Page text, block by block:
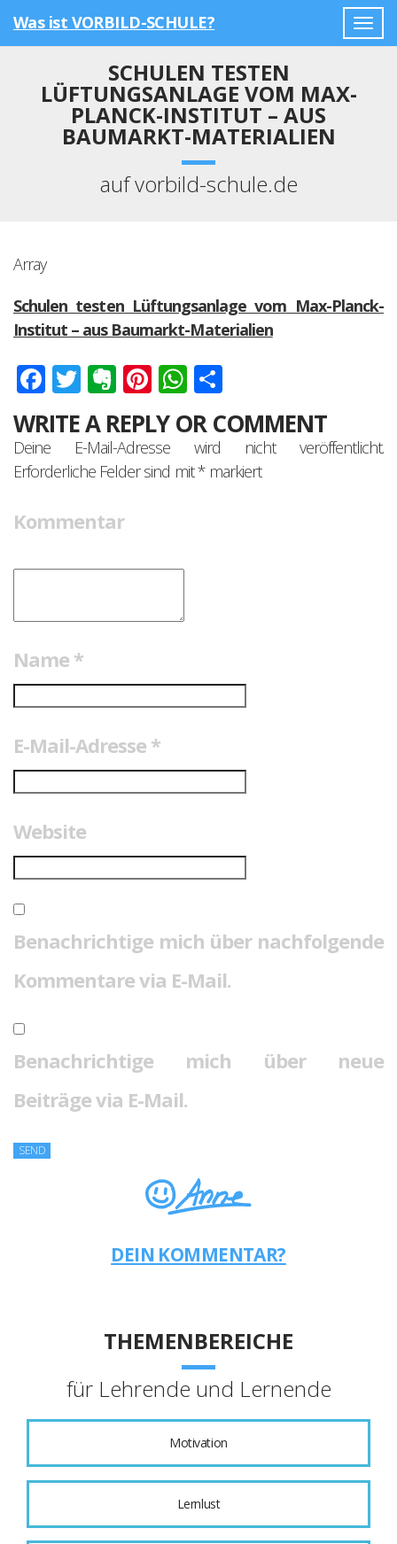
Was ist VORBILD-SCHULE?
SCHULEN TESTEN
LÜFTUNGSANLAGE VOM MAX-
PLANCK-INSTITUT – AUS
BAUMARKT-MATERIALIEN
auf vorbild-schule.de
Array
Schulen testen Lüftungsanlage vom Max-Planck-
Institut – aus Baumarkt-Materialien
Facebook
Twitter
Evernote
Pinterest
WhatsApp
WRITE A REPLY OR COMMENT
Deine E-Mail-Adresse wird nicht veröffentlicht.
Erforderliche Felder sind mit*markiert
Kommentar
Name *
E-Mail-Adresse *
Website
Benachrichtige mich über nachfolgende
Kommentare via E-Mail.
Benachrichtige mich über neue
Beiträge via E-Mail.
DEIN KOMMENTAR?
THEMENBEREICHE
für Lehrende und Lernende
Motivation
Lernlust